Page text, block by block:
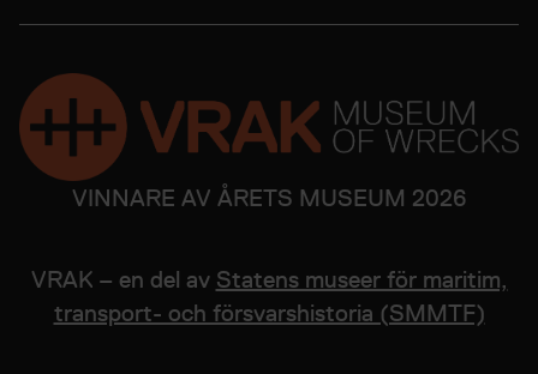
VINNARE AV ÅRETS MUSEUM 2026
VRAK – en del av Statens museer för maritim,
transport- och försvarshistoria (SMMTF)